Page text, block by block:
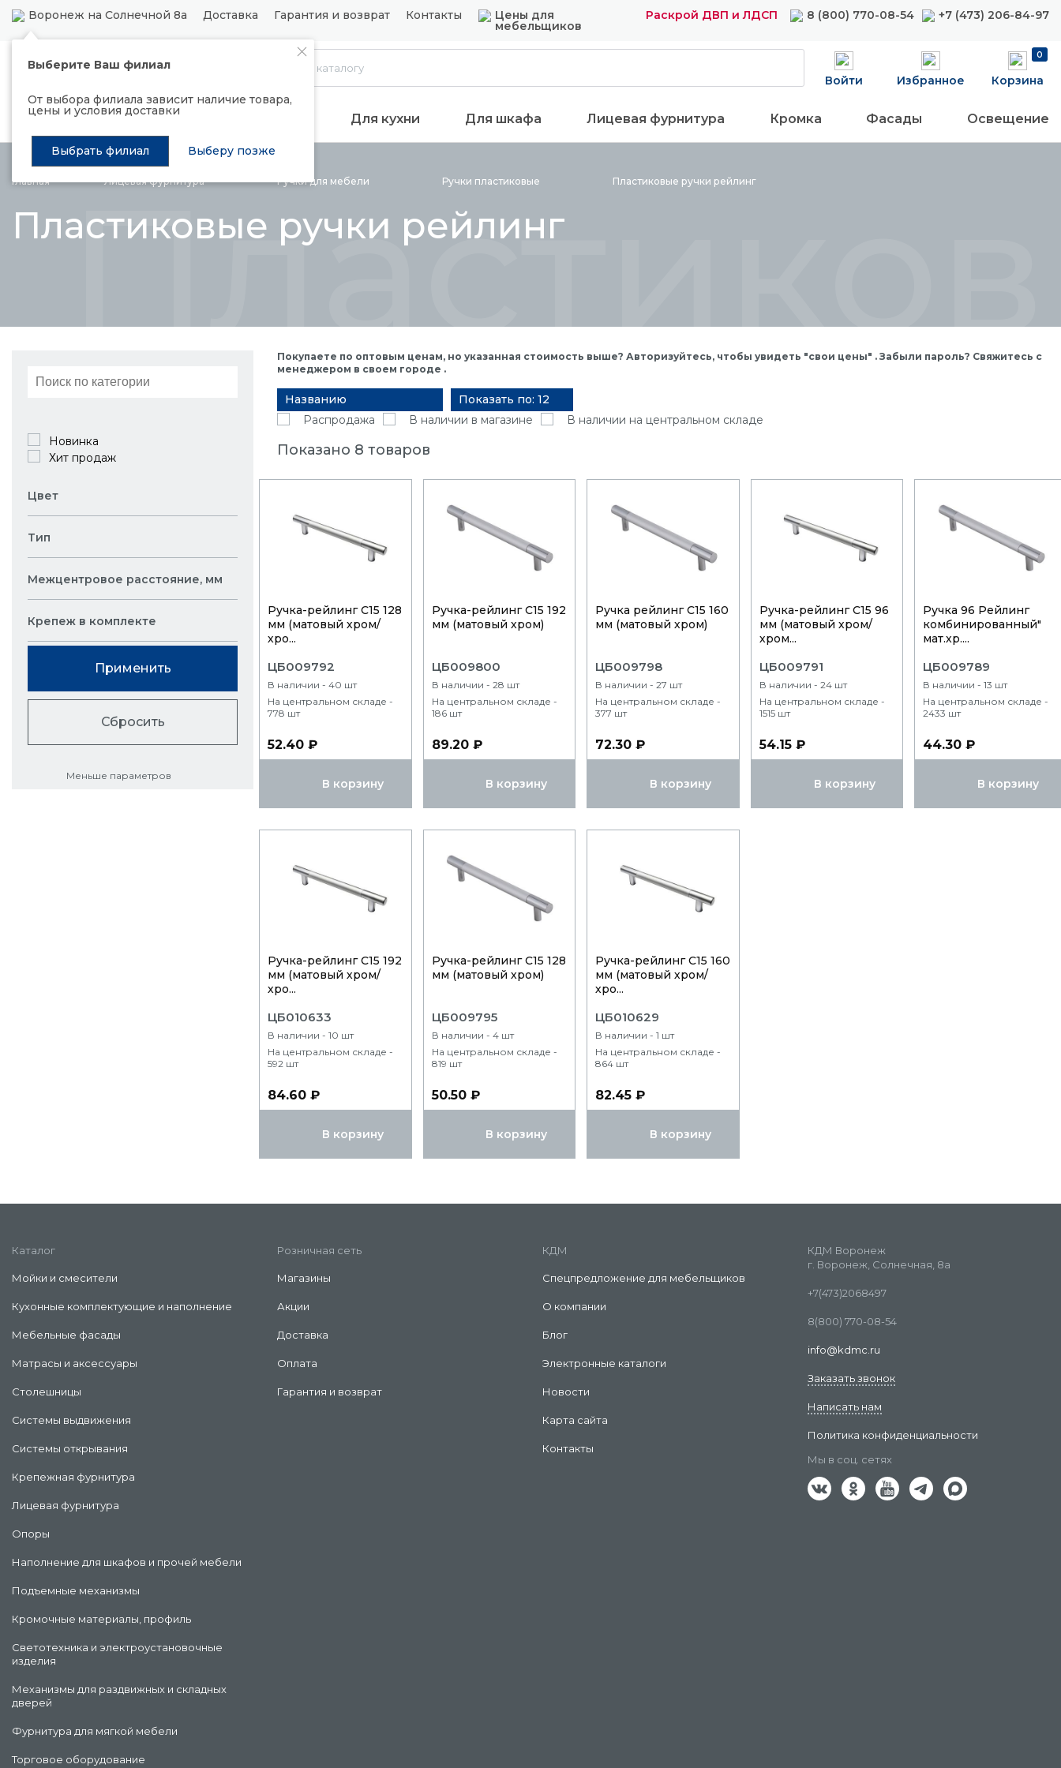
Воронеж на Солнечной 8а Доставка Гарантия и возврат Контакты Цены для
мебельщиков
Раскрой ДВП и ЛДСП 8 (800) 770-08-54 +7 (473) 206-84-97
Выберите Ваш филиал
От выбора филиала зависит наличие товара,
цены и условия доставки
Выбрать филиал Выберу позже
Каталог
Войти Избранное
0
Корзина
Распродажа Подъемные механизмы Для кухни Для шкафа Лицевая фурнитура Кромка Фасады Освещение
Главная Лицеваяфурнитура Ручки для мебели Ручки пластиковые Пластиковые ручки рейлинг
Пластиковые ручки рейлинг
Новинка
Хит продаж
Цвет
Тип
Межцентровое расстояние, мм
Крепеж в комплекте
Применить
Сбросить
Меньше параметров
Покупаете по оптовым ценам, но указанная стоимость выше? Авторизуйтесь, чтобы увидеть "свои цены" . Забыли пароль? Свяжитесь с
менеджером в своем городе .
Названию
Показать по: 12
Распродажа
В наличии в магазине В наличии на центральном складе
Показано 8 товаров
Ручка-рейлинг С15 128
мм (матовый хром/
хро...
ЦБ009792
В наличии - 40 шт
На центральном складе -
778 шт
52.40 ₽
В корзину
Ручка-рейлинг С15 192
мм (матовый хром)
ЦБ009800
В наличии - 28 шт
На центральном складе -
186 шт
89.20 ₽
В корзину
Ручка рейлинг С15 160
мм (матовый хром)
ЦБ009798
В наличии - 27 шт
На центральном складе -
377 шт
72.30 ₽
В корзину
Ручка-рейлинг С15 96
мм (матовый хром/
хром...
ЦБ009791
В наличии - 24 шт
На центральном складе -
1515 шт
54.15 ₽
В корзину
Ручка 96 Рейлинг
комбинированный"
мат.хр....
ЦБ009789
В наличии - 13 шт
На центральном складе -
2433 шт
44.30 ₽
В корзину
Ручка-рейлинг С15 192
мм (матовый хром/
хро...
ЦБ010633
В наличии - 10 шт
На центральном складе -
592 шт
84.60 ₽
В корзину
Ручка-рейлинг С15 128
мм (матовый хром)
ЦБ009795
В наличии - 4 шт
На центральном складе -
819 шт
50.50 ₽
В корзину
Ручка-рейлинг С15 160
мм (матовый хром/
хро...
ЦБ010629
В наличии - 1 шт
На центральном складе -
864 шт
82.45 ₽
В корзину
Каталог
Мойки и смесители
Кухонные комплектующие и наполнение
Мебельные фасады
Матрасы и аксессуары
Столешницы
Системы выдвижения
Системы открывания
Крепежная фурнитура
Лицевая фурнитура
Опоры
Наполнение для шкафов и прочей мебели
Подъемные механизмы
Кромочные материалы, профиль
Светотехника и электроустановочные
изделия
Механизмы для раздвижных и складных
дверей
Фурнитура для мягкой мебели
Торговое оборудование
Розничная сеть
Магазины
Акции
Доставка
Оплата
Гарантия и возврат
КДМ
Спецпредложение для мебельщиков
О компании
Блог
Электронные каталоги
Новости
Карта сайта
Контакты
КДМ Воронеж
г. Воронеж, Солнечная, 8а
+7(473)2068497
8(800) 770-08-54
info@kdmc.ru
Заказать звонок
Написать нам
Политика конфиденциальности
Мы в соц. сетях